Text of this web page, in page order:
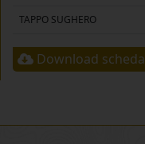
TAPPO SUGHERO
Download scheda